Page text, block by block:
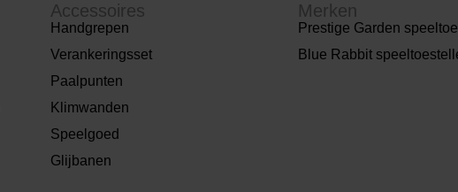
Accessoires
Handgrepen
Verankeringsset
Paalpunten
Klimwanden
Speelgoed
Glijbanen
Merken
Prestige Garden
Blue Rabbit